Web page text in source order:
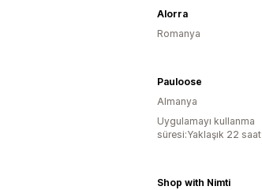
Alorra
Romanya
Pauloose
Almanya
Uygulamayı kullanma
süresi:Yaklaşık 22 saat
Shop with Nimti